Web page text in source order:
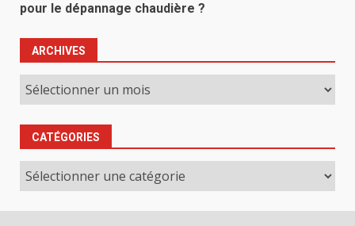
pour le dépannage chaudière ?
ARCHIVES
Archives
CATÉGORIES
Catégories